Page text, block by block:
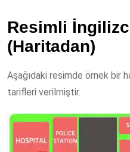
Resimli
(Haritadan)
Aşağıdaki resimde örnek bir
tarifleri verilmiştir.